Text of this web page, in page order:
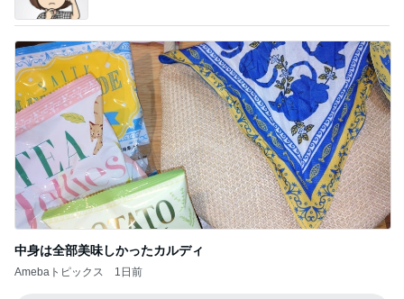
Amebaトピックス
記事を読む
お知り合いから頂いた極上の牛タン
Amebaトピックス 2日前